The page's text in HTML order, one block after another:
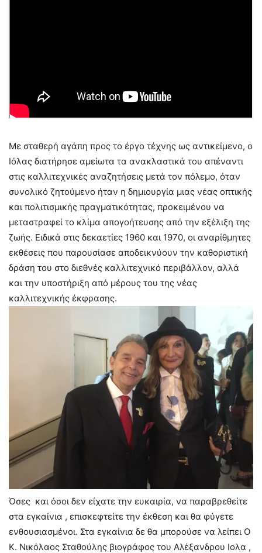
Με σταθερή αγάπη προς το έργο τέχνης ως αντικείμενο, ο
Ιόλας διατήρησε αμείωτα τα ανακλαστικά του απέναντι
στις καλλιτεχνικές αναζητήσεις μετά τον πόλεμο, όταν
συνολικό ζητούμενο ήταν η δημιουργία μιας νέας οπτικής
και πολιτισμικής πραγματικότητας, προκειμένου να
μεταστραφεί το κλίμα απογοήτευσης από την εξέλιξη της
ζωής. Ειδικά στις δεκαετίες 1960 και 1970, οι αναρίθμητες
εκθέσεις που παρουσίασε αποδεικνύουν την καθοριστική
δράση του στο διεθνές καλλιτεχνικό περιβάλλον, αλλά
και την υποστήριξη από μέρους του της νέας
καλλιτεχνικής έκφρασης.
Όσες και όσοι δεν είχατε την ευκαιρία, να παραβρεθείτε
στα εγκαίνια , επισκεφτείτε την έκθεση και θα φύγετε
ενθουσιασμένοι. Στα εγκαίνια δε θα μπορούσε να λείπει Ο
Κ. Νικόλαος Σταθούλης βιογράφος του Αλέξανδρου Ιολα ,